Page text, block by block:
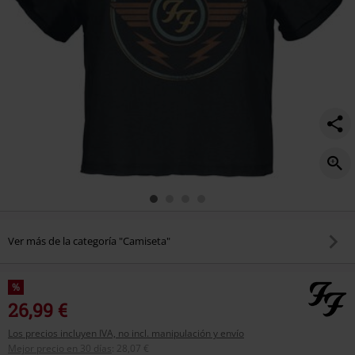
Ver más de la categoría "Camiseta"
%
26,99 €
Los precios incluyen IVA, no incl. manipulación y envío
Mejor precio en 30 días
28,07 €